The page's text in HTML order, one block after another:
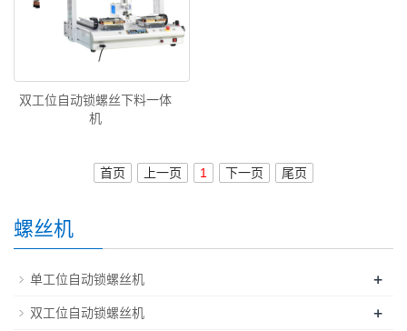
双工位自动锁螺丝下料一体
机
首页 上一页 1 下一页 尾页
螺丝机
单工位自动锁螺丝机 +
双工位自动锁螺丝机 +